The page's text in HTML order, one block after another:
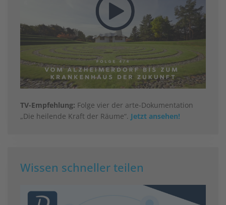
TV-Empfehlung: Folge vier der arte-Dokumentation
„Die heilende Kraft der Räume“. Jetzt ansehen!
Wissen schneller teilen